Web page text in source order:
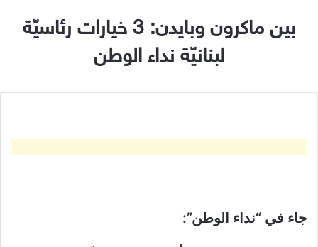
بين ماكرون وبايدن: 3 خيارات رئاسيّة
لبنانيّة نداء الوطن
جاء في “نداء الوطن”: